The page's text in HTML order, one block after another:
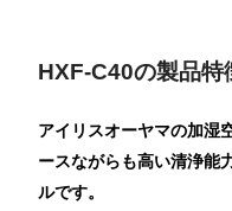
HXF-C40の製品特
アイリスオーヤマの加湿
ースながらも高い清浄能
ルです。